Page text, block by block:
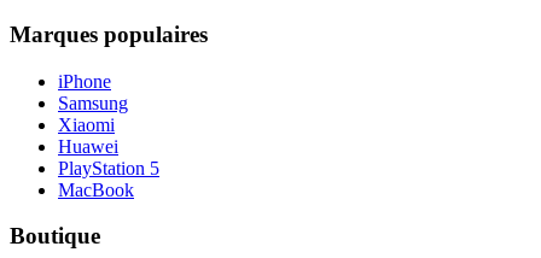
Marques populaires
iPhone
Samsung
Xiaomi
Huawei
PlayStation 5
MacBook
Boutique